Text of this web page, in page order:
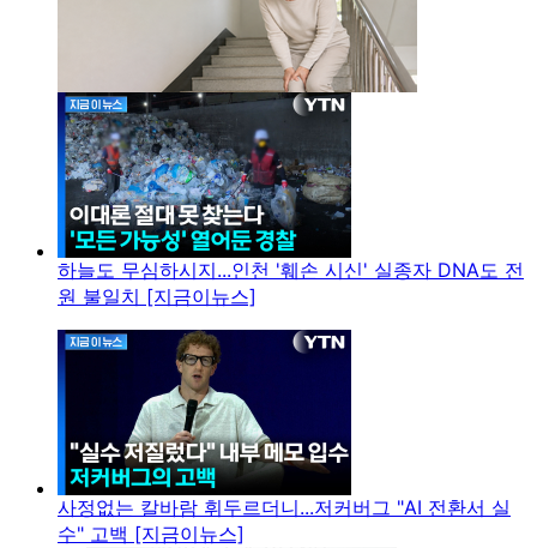
하늘도 무심하시지...인천 '훼손 시신' 실종자 DNA도 전
원 불일치 [지금이뉴스]
사정없는 칼바람 휘두르더니...저커버그 "AI 전환서 실
수" 고백 [지금이뉴스]